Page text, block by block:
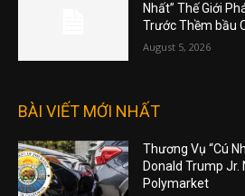
Nhất” Thế Giới
Trước Thềm bầu
August 5, 2026
BÀI VIẾT MỚI NHẤT
Thương Vụ “Cú
Donald Trump Jr.
Polymarket